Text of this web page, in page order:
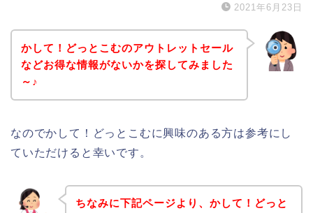
2021年6月23日
かして！どっとこむのアウトレットセール
などお得な情報がないかを探してみました
～♪
なのでかして！どっとこむに興味のある方は参考にし
ていただけると幸いです。
ちなみに下記ページより、かして！どっと